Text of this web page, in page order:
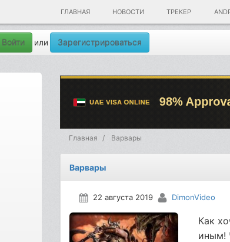
ГЛАВНАЯ НОВОСТИ ТРЕКЕР
Войти или Зарегистрироваться
Главная Варвары
Варвары
22 августа 2019 DimonVideo
Как
иным!